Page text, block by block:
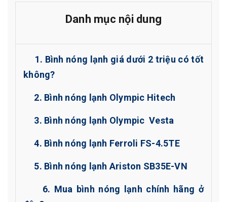
Danh mục nội dung
1. Bình nóng lạnh giá dưới 2 triệu có tốt
không?
2. Bình nóng lạnh Olympic Hitech
3. Bình nóng lạnh Olympic Vesta
4. Bình nóng lạnh Ferroli FS-4.5TE
5. Bình nóng lạnh Ariston SB35E-VN
6. Mua bình nóng lạnh chính hãng ở